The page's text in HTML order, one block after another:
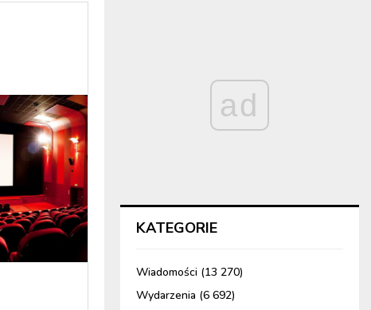
ad
KATEGORIE
Wiadomości (13 270)
Wydarzenia (6 692)